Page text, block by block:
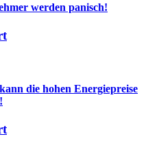
werden panisch!
die hohen Energiepreise